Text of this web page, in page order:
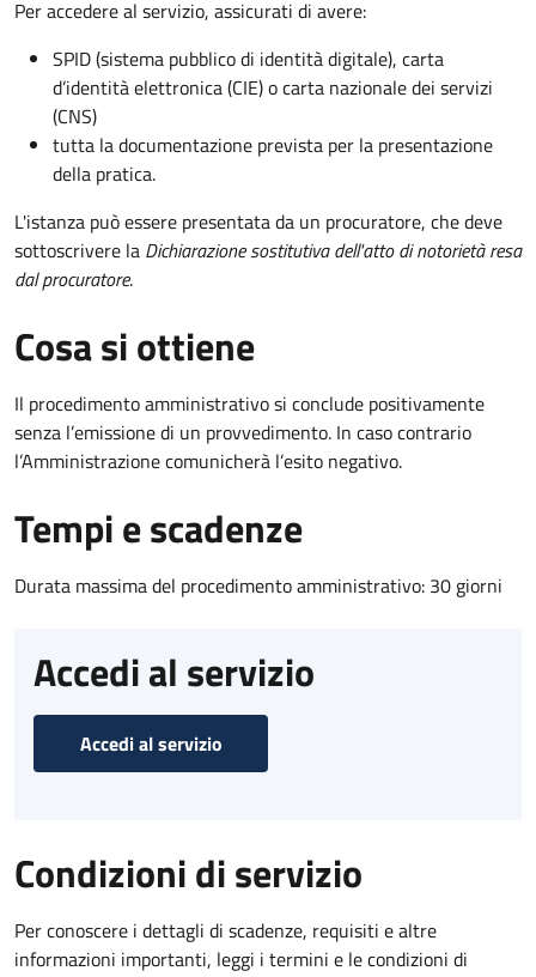
Per accedere al servizio, assicurati di avere:
SPID (sistema pubblico di identità digitale), carta
d’identità elettronica (CIE) o carta nazionale dei servizi
(CNS)
tutta la documentazione prevista per la presentazione
della pratica.
L'istanza può essere presentata da un procuratore, che deve
sottoscrivere la Dichiarazione sostitutiva dell'atto di notorietà resa
dal procuratore.
Cosa si ottiene
Il procedimento amministrativo si conclude positivamente
senza l’emissione di un provvedimento. In caso contrario
l’Amministrazione comunicherà l’esito negativo.
Tempi e scadenze
Durata massima del procedimento amministrativo: 30 giorni
Accedi al servizio
Accedi al servizio
Condizioni di servizio
Per conoscere i dettagli di scadenze, requisiti e altre
informazioni importanti, leggi i termini e le condizioni di